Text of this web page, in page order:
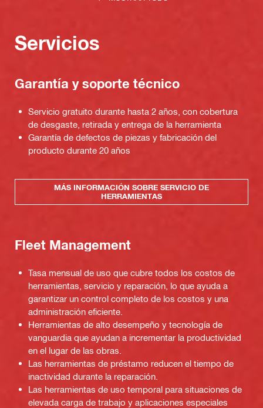
Servicios
Garantía y soporte técnico
Servicio gratuito durante hasta 2 años, con cobertura
de desgaste, retirada y entrega de la herramienta
Garantía de defectos de piezas y fabricación del
producto durante 20 años
MÁS INFORMACIÓN SOBRE SERVICIO DE
HERRAMIENTAS
Fleet Management
Tasa mensual de uso que cubre todos los costos de
herramientas, servicio y reparación, lo que ayuda a
garantizar un control completo de los costos y una
administración eficiente.
Herramientas de alto desempeño y tecnología de
vanguardia que ayudan a incrementar la productividad
en el lugar de las obras.
Las herramientas de préstamo reducen el tiempo de
inactividad durante la reparación.
Las herramientas de uso temporal para situaciones de
elevada carga de trabajo y aplicaciones especiales